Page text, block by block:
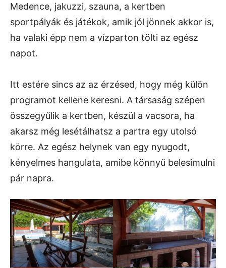
Medence, jakuzzi, szauna, a kertben
sportpályák és játékok, amik jól jönnek akkor is,
ha valaki épp nem a vízparton tölti az egész
napot.
Itt estére sincs az az érzésed, hogy még külön
programot kellene keresni. A társaság szépen
összegyűlik a kertben, készül a vacsora, ha
akarsz még lesétálhatsz a partra egy utolsó
körre. Az egész helynek van egy nyugodt,
kényelmes hangulata, amibe könnyű belesimulni
pár napra.